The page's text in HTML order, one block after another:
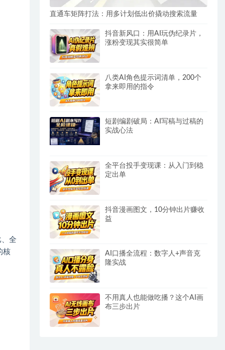
全
核
直通车矩阵打法：用多计划低出价撬动搜索流量
抖音新风口：用AI玩伪纪录片，
涨粉变现其实很简单
八类AI角色提示词清单，200个
拿来即用的指令
短剧编剧破局：AI写稿与过稿的
实战心法
全平台投手变现课：从入门到稳
定出单
抖音漫画图文，10分钟出片赚收
益
AI口播全流程：数字人+声音克
隆实战
不用真人也能做吃播？这个AI画
布三步出片